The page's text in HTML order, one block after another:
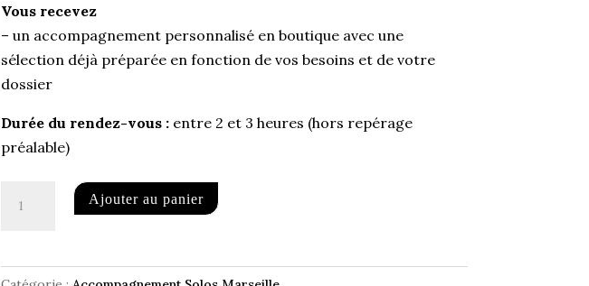
Vous recevez
– un accompagnement personnalisé en boutique avec une
sélection déjà préparée en fonction de vos besoins et de votre
dossier
Durée du rendez-vous :entre 2 et 3 heures (hors repérage
préalable)
Shopping
Ajouter au panier
e